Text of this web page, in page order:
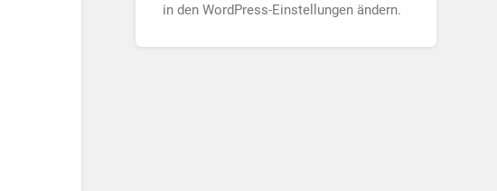
in den WordPress-Einstellungen ändern.